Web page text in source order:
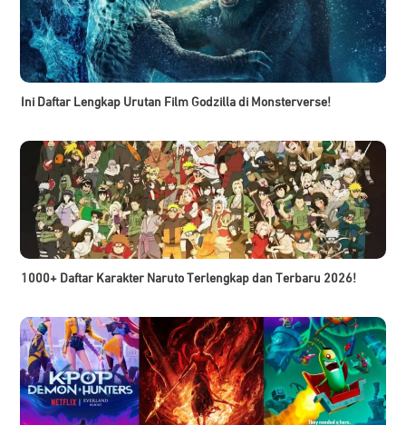
Ini Daftar Lengkap Urutan Film Godzilla di Monsterverse!
1000+ Daftar Karakter Naruto Terlengkap dan Terbaru 2026!